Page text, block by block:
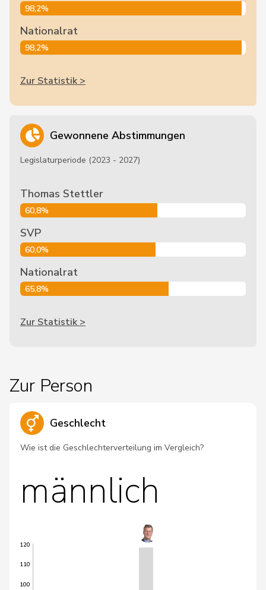
98,2%
Nationalrat
98,2%
Zur Statistik >
Gewonnene Abstimmungen
Legislaturperiode (2023 - 2027)
Thomas Stettler
60,8%
SVP
60,0%
Nationalrat
65,8%
Zur Statistik >
Zur Person
Geschlecht
Wie ist die Geschlechterverteilung im Vergleich?
männlich
100
110
120